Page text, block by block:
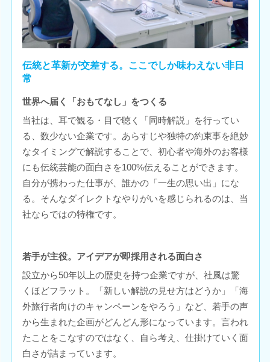
伝統と革新が交差する。ここでしか味わえない非日
常
世界へ届く「おもてなし」をつくる
当社は、耳で観る・目で聴く「同時解説」を行ってい
る、数少ない企業です。あらすじや独特の約束事を絶妙
なタイミングで解説することで、初心者や海外のお客様
にも伝統芸能の面白さを100%伝えることができます。
自分が携わった仕事が、誰かの「一生の思い出」にな
る。そんなダイレクトなやりがいを感じられるのは、当
社ならではの特権です。
若手が主役。アイデアが即採用される面白さ
設立から50年以上の歴史を持つ企業ですが、社風は驚
くほどフラット。「新しい解説の見せ方はどうか」「海
外旅行者向けのキャンペーンをやろう」など、若手の声
から生まれた企画がどんどん形になっています。言われ
たことをこなすのではなく、自ら考え、仕掛けていく面
白さが詰まっています。